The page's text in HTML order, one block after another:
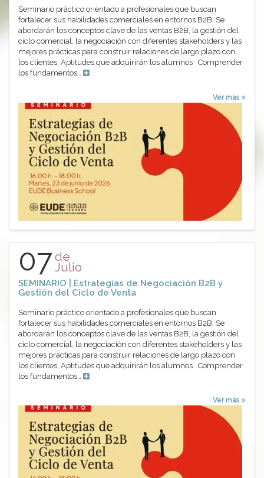
Seminario práctico orientado a profesionales que buscan
fortalecer sus habilidades comerciales en entornos B2B. Se
abordarán los conceptos clave de las ventas B2B, la gestión del
ciclo comercial, la negociación con diferentes stakeholders y las
mejores prácticas para construir relaciones de largo plazo con
los clientes. Aptitudes que adquirirán los alumnos Comprender
los fundamentos…
Ver más
07de
Julio
SEMINARIO | Estrategias de Negociación B2B y
Gestión del Ciclo de Venta
Seminario práctico orientado a profesionales que buscan
fortalecer sus habilidades comerciales en entornos B2B. Se
abordarán los conceptos clave de las ventas B2B, la gestión del
ciclo comercial, la negociación con diferentes stakeholders y las
mejores prácticas para construir relaciones de largo plazo con
los clientes. Aptitudes que adquirirán los alumnos Comprender
los fundamentos…
Ver más